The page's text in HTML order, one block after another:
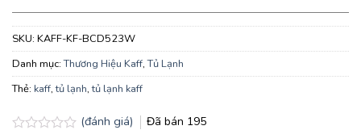
SKU: KAFF-KF-BCD523W
Danh mục:Thương Hiệu Kaff,Tủ Lạnh
Thẻ: kaff,tủ lạnh,tủ lạnh kaff
(đánh giá) Đã bán 195